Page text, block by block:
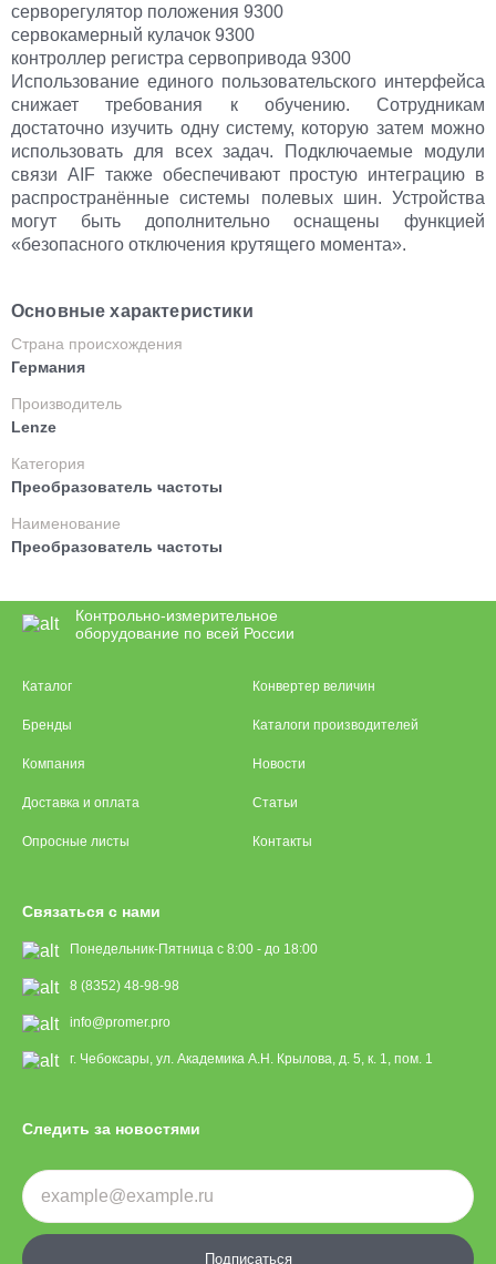
серворегулятор положения 9300
сервокамерный кулачок 9300
контроллер регистра сервопривода 9300
Использование единого пользовательского интерфейса
снижает требования к обучению. Сотрудникам
достаточно изучить одну систему, которую затем можно
использовать для всех задач. Подключаемые модули
связи AIF также обеспечивают простую интеграцию в
распространённые системы полевых шин. Устройства
могут быть дополнительно оснащены функцией
«безопасного отключения крутящего момента».
Основные характеристики
Страна происхождения
Германия
Производитель
Lenze
Категория
Преобразователь частоты
Наименование
Преобразователь частоты
Контрольно-измерительное
оборудование по всей России
Каталог
Бренды
Компания
Доставка и оплата
Опросные листы
Конвертер величин
Каталоги производителей
Новости
Статьи
Контакты
Связаться с нами
Понедельник-Пятница с 8:00 - до 18:00
8 (8352) 48-98-98
info@promer.pro
г. Чебоксары, ул. Академика А.Н. Крылова, д. 5, к. 1, пом. 1
Следить за новостями
Подписаться